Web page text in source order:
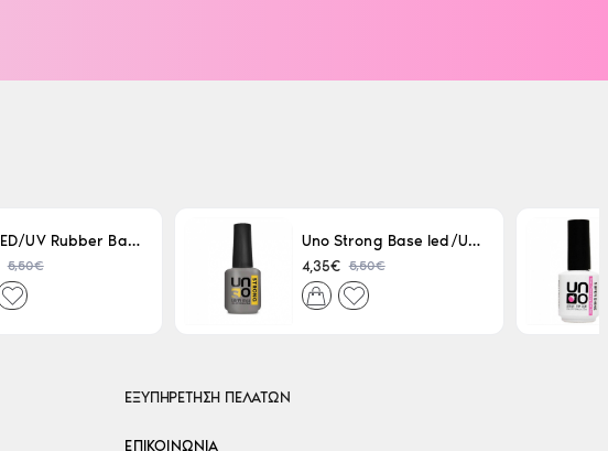
Uno LED/UV Rubber Base 15ml
5,50€
Uno Strong Base led/Uv 15 ml
4,35€ 5,50€
ΕΞΥΠΗΡΕΤΗΣΗ ΠΕΛΑΤΩΝ
ΕΠΙΚΟΙΝΩΝΊΑ